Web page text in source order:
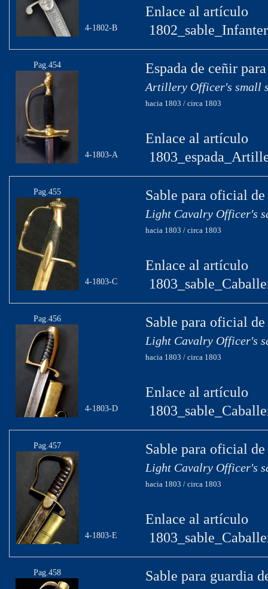
4-1802-B
Enlace al artículo
Pag.454
4-1803-A
Espada de ceñir
Artillery Officer's small
hacia 1803 / circa 1803
Enlace al artículo
Pag.455
4-1803-C
Sable para oficial
Light Cavalry Officer's
hacia 1803 / circa 1803
Enlace al artículo
Pag.456
4-1803-D
Sable para oficial
Light Cavalry Officer's
hacia 1803 / circa 1803
Enlace al artículo
Pag.457
4-1803-E
Sable para oficial
Light Cavalry Officer's
hacia 1803 / circa 1803
Enlace al artículo
Pag.458 Sable para guardia